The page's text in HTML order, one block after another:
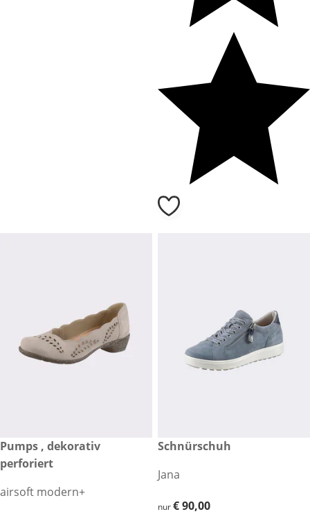
€ 89,99
Pumps , dekorativ
perforiert
airsoft modern+
€ 90,00
Schnürschuh
Jana
€ 90,00
nur€ 90,00